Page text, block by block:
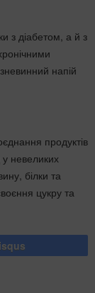
з діабетом, а й з
напій
продуктів
невеликих
білки та
цукру та